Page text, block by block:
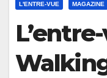
L'ENTRE-VUE MAGAZINE